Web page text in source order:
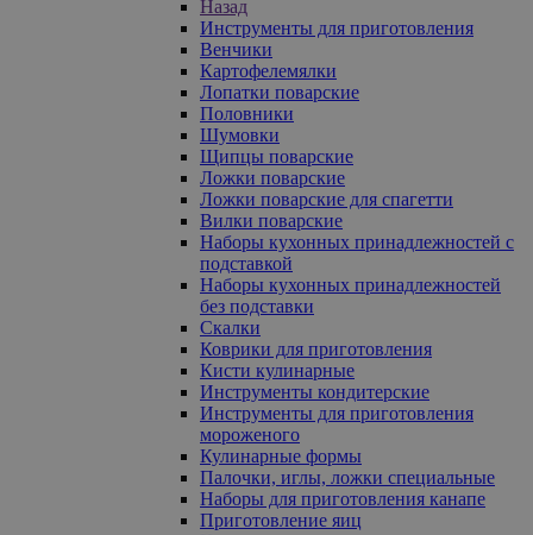
Назад
Инструменты для приготовления
Венчики
Картофелемялки
Лопатки поварские
Половники
Шумовки
Щипцы поварские
Ложки поварские
Ложки поварские для спагетти
Вилки поварские
Наборы кухонных принадлежностей с
подставкой
Наборы кухонных принадлежностей
без подставки
Скалки
Коврики для приготовления
Кисти кулинарные
Инструменты кондитерские
Инструменты для приготовления
мороженого
Кулинарные формы
Палочки, иглы, ложки специальные
Наборы для приготовления канапе
Приготовление яиц